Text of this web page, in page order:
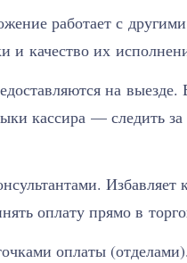
работает с
и качество их
на
кассира — следить
оплату прямо в
оплаты (отделами).